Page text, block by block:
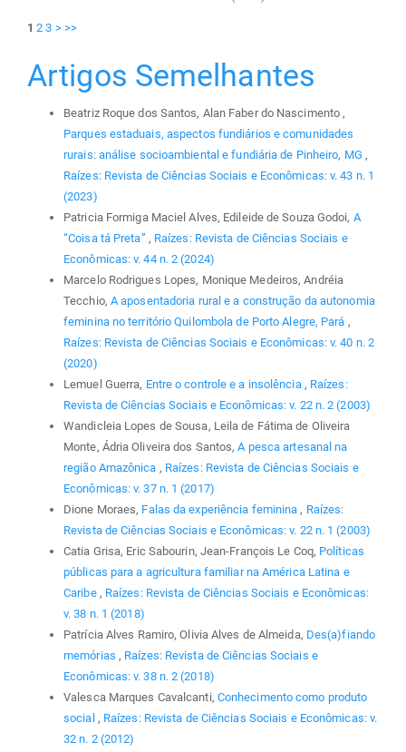
1 2 3 > >>
Artigos Semelhantes
Beatriz Roque dos Santos, Alan Faber do Nascimento ,
Parques estaduais, aspectos fundiários e comunidades
rurais: análise socioambiental e fundiária de Pinheiro, MG ,
Raízes: Revista de Ciências Sociais e Econômicas: v. 43 n. 1
(2023)
Patricia Formiga Maciel Alves, Edileide de Souza Godoi, A
“Coisa tá Preta” , Raízes: Revista de Ciências Sociais e
Econômicas: v. 44 n. 2 (2024)
Marcelo Rodrigues Lopes, Monique Medeiros, Andréia
Tecchio, A aposentadoria rural e a construção da autonomia
feminina no território Quilombola de Porto Alegre, Pará ,
Raízes: Revista de Ciências Sociais e Econômicas: v. 40 n. 2
(2020)
Lemuel Guerra, Entre o controle e a insolência , Raízes:
Revista de Ciências Sociais e Econômicas: v. 22 n. 2 (2003)
Wandicleia Lopes de Sousa, Leila de Fátima de Oliveira
Monte, Ádria Oliveira dos Santos,A pesca artesanal na
região Amazônica , Raízes: Revista de Ciências Sociais e
Econômicas: v. 37 n. 1 (2017)
Dione Moraes, Falas da experiência feminina, Raízes:
Revista de Ciências Sociais e Econômicas: v. 22 n. 1 (2003)
Catia Grisa, Eric Sabourin, Jean-François Le Coq, Políticas
públicas para a agricultura familiar na América Latina e
Caribe , Raízes: Revista de Ciências Sociais e Econômicas:
v. 38 n. 1 (2018)
Patrícia Alves Ramiro, Olivia Alves de Almeida, Des(a)fiando
memórias , Raízes: Revista de Ciências Sociais e
Econômicas: v. 38 n. 2 (2018)
Valesca Marques Cavalcanti, Conhecimento como produto
social , Raízes: Revista de Ciências Sociais e Econômicas: v.
32 n. 2 (2012)